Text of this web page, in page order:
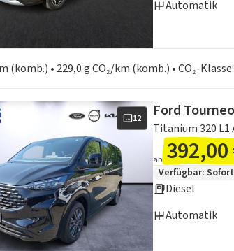
Automatik
(komb.) • 229,0 g CO₂/km (komb.) • CO₂-
12 Ford
ab
Zusätzliche
Verfügbar: Sofort
Diesel
Automatik